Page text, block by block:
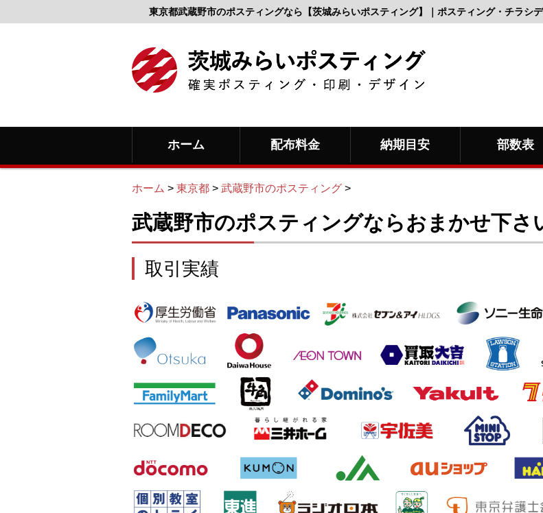
東京都武蔵野市のポスティングなら【茨城みらいポスティング】｜ポスティング・チラシ
ホーム 配布料金 納期目安 部数表
ホーム > 東京都 > 武蔵野市のポスティング >
武蔵野市のポスティングならおまかせ下さ
取引実績